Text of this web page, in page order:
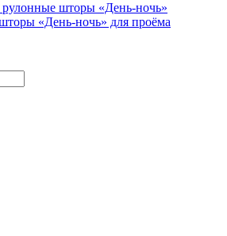
рулонные шторы «День-ночь»
«День-ночь» для проёма